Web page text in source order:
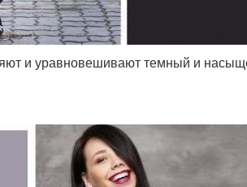
и уравновешивают темный и